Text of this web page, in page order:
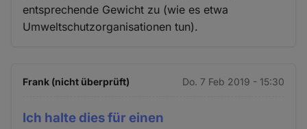
entsprechende Gewicht zu (wie es etwa
Umweltschutzorganisationen tun).
Frank (nicht überprüft) Do. 7 Feb 2019 - 15:30
Ich halte dies für einen